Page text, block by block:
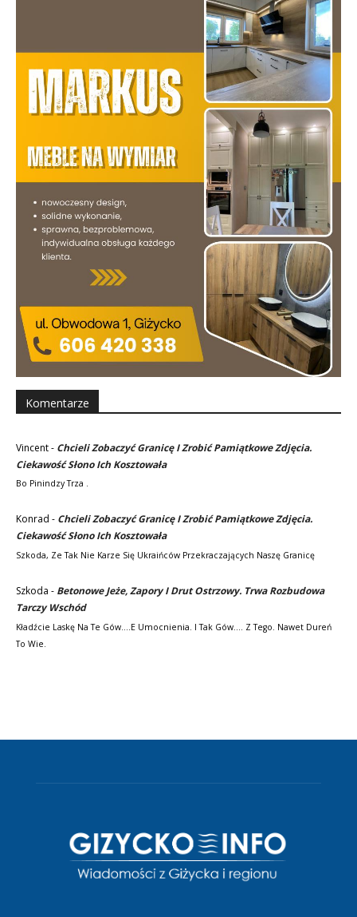
Komentarze
Vincent- Chcieli Zobaczyć Granicę I Zrobić Pamiątkowe Zdjęcia.
Ciekawość Słono Ich Kosztowała
Bo Pinindzy Trza .
Konrad - Chcieli Zobaczyć Granicę I Zrobić Pamiątkowe Zdjęcia.
Ciekawość Słono Ich Kosztowała
Szkoda, Ze Tak Nie Karze Się Ukraińców Przekraczających Naszę Granicę
Szkoda - Betonowe Jeże, Zapory I Drut Ostrzowy. Trwa Rozbudowa
Tarczy Wschód
Kładźcie Laskę Na Te Gów....e Umocnienia. I Tak Gów.... Z Tego. Nawet Dureń
To Wie.